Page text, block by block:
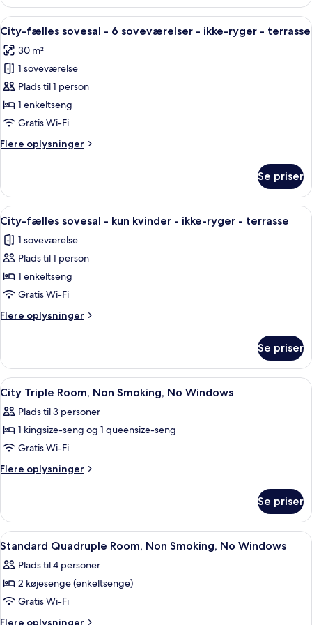
eget
badeværelse
værelse
til
4
personer
ikke-
ryger
-
eget
badeværelse
Indlæs
alle
billeder
af
City-
fælles
sovesal
6
ikke-
ryger
-
terrasse
Et lille, træbeklædt rum med
12
City-fælles sovesal - 6 soveværelser - ikke-ryger - terrasse
30 m²
1 soveværelse
Plads til 1 person
1 enkeltseng
Gratis Wi-Fi
Flere oplysninger
Flere
fælles
sovesal
-
soveværelser
ryger
-
Se priser
Indlæs
alle
billeder
af
City-
fælles
sovesal
-
kvinder
ikke-
ryger
-
terrasse
Et værelse med køjeseng i træ,
7
City-fælles sovesal - kun kvinder - ikke-ryger - terrasse
1 soveværelse
Plads til 1 person
1 enkeltseng
Gratis Wi-Fi
Flere oplysninger
Flere
fælles
sovesal
-
kun
kvinder
-
ryger
-
terrasse
Se priser
Indlæs
alle
billeder
af
City
Triple
Smoking,
No
Windows
Minibar, skrivebord, arbejdsområde
4
City Triple Room, Non Smoking, No Windows
Plads til 3 personer
1 kingsize-seng og 1 queensize-seng
Gratis Wi-Fi
Flere oplysninger
Flere
Triple
Room,
Non
No
Windows
Se priser
Indlæs
alle
billeder
af
Standard
Quadruple
Minibar, skrivebord, arbejdsområde
3
Standard Quadruple Room, Non Smoking, No Windows
Plads til 4 personer
2 køjesenge (enkeltsenge)
Gratis Wi-Fi
Flere oplysninger
Flere